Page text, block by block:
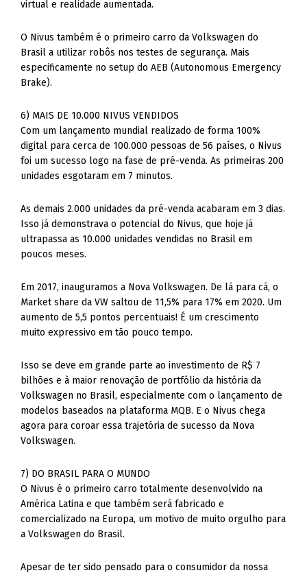
virtual e realidade aumentada.
O Nivus também é o primeiro carro da Volkswagen do
Brasil a utilizar robôs nos testes de segurança. Mais
especificamente no setup do AEB (Autonomous Emergency
Brake).
6) MAIS DE 10.000 NIVUS VENDIDOS
Com um lançamento mundial realizado de forma 100%
digital para cerca de 100.000 pessoas de 56 países, o Nivus
foi um sucesso logo na fase de pré-venda. As primeiras 200
unidades esgotaram em 7 minutos.
As demais 2.000 unidades da pré-venda acabaram em 3 dias.
Isso já demonstrava o potencial do Nivus, que hoje já
ultrapassa as 10.000 unidades vendidas no Brasil em
poucos meses.
Em 2017, inauguramos a Nova Volkswagen. De lá para cá, o
Market share da VW saltou de 11,5% para 17% em 2020. Um
aumento de 5,5 pontos percentuais! É um crescimento
muito expressivo em tão pouco tempo.
Isso se deve em grande parte ao investimento de R$ 7
bilhões e à maior renovação de portfólio da história da
Volkswagen no Brasil, especialmente com o lançamento de
modelos baseados na plataforma MQB. E o Nivus chega
agora para coroar essa trajetória de sucesso da Nova
Volkswagen.
7) DO BRASIL PARA O MUNDO
O Nivus é o primeiro carro totalmente desenvolvido na
América Latina e que também será fabricado e
comercializado na Europa, um motivo de muito orgulho para
a Volkswagen do Brasil.
Apesar de ter sido pensado para o consumidor da nossa